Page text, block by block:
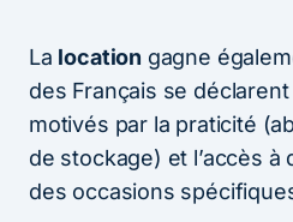
La location gagne
des Français se
motivés par la praticité
de stockage) et l’accès
des occasions